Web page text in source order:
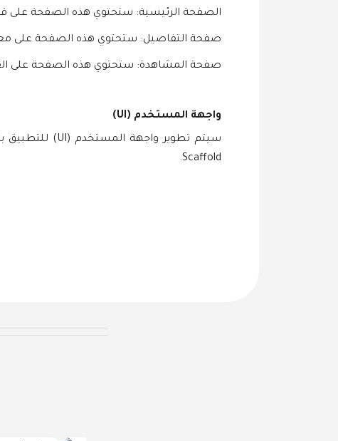
الصفحة الرئيسية: ستحتوي هذه الصفحة على
صفحة التفاصيل: ستحتوي هذه الصفحة على
صفحة المشاهدة: ستحتوي هذه الصفحة على
واجهة المستخدم (UI)
Scaffold.